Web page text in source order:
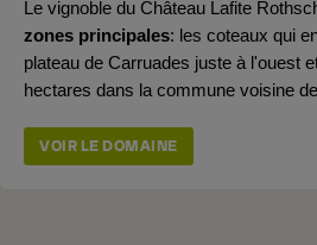
Le vignoble du Château Lafite
zones principales: les coteaux qui
plateau de Carruades juste à l'ouest
hectares dans la commune voisine
VOIR LE DOMAINE